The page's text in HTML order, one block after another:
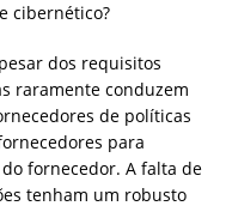
cibernético?
dos requisitos
raramente conduzem
de políticas
para
fornecedor. A falta de
tenham um robusto